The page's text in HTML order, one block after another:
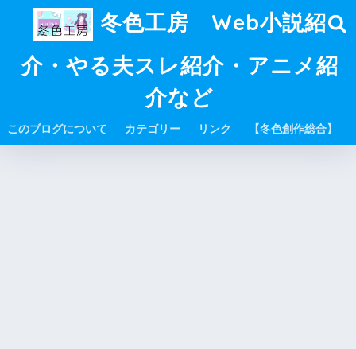
冬色工房 Web小説紹
介・やる夫スレ紹介・アニメ紹
介など
このブログについて カテゴリー リンク 【冬色創作総合】